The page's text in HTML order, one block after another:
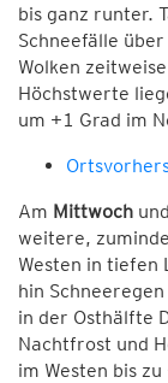
bis ganz runter.
Schneefälle
Wolken
Höchstwerte
um +1 Grad im
Am Mittwoch
weitere,
Westen in tiefen
hin
in der Osthälfte
Nachtfrost und
im Westen bis